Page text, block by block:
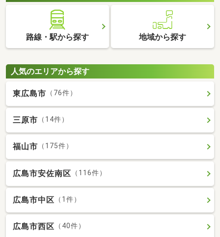
路線・駅から探す 地域から探す
人気のエリアから探す
東広島市 （76件）
三原市 （14件）
福山市 （175件）
広島市安佐南区 （116件）
広島市中区 （1件）
広島市西区 （40件）